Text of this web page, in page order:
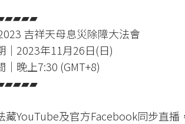
吉祥天母息災除障大法會
｜2023年11月26日(日)
｜晚上7:30 (GMT+8)
藏YouTube及官方Facebook同步直播